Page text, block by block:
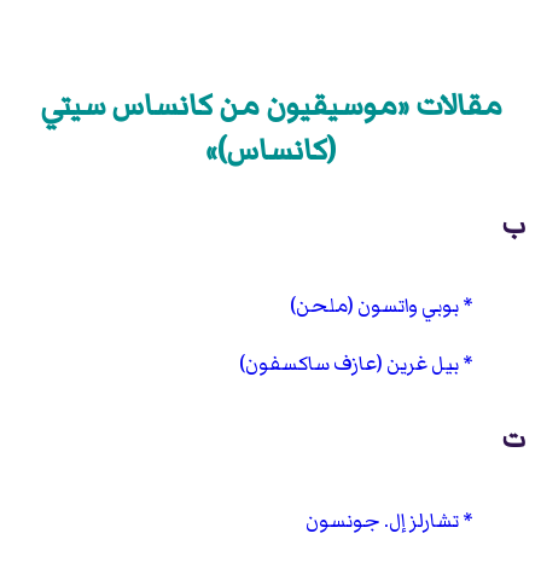
مقالات «موسيقيون من كانساس سيتي
(كانساس)»
ب
بوبي واتسون (ملحن)
بيل غرين (عازف ساكسفون)
ت
تشارلز إل. جونسون